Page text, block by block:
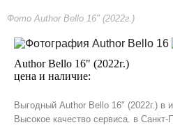
Фото Author Bello 16" (2022г.)
Author Bello 16" (2022г.)
цена и наличие:
Выгодный Author Bello 16" (2022г.) в
Высокое качество сервиса. в Санкт-